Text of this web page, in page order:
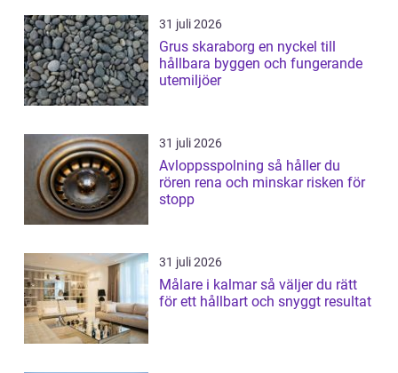
31 juli 2026
Grus skaraborg en nyckel till
hållbara byggen och fungerande
utemiljöer
31 juli 2026
Avloppsspolning så håller du
rören rena och minskar risken för
stopp
31 juli 2026
Målare i kalmar så väljer du rätt
för ett hållbart och snyggt resultat